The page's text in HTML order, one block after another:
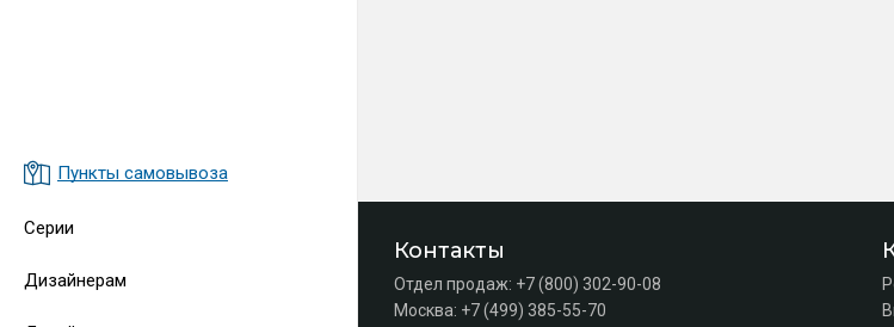
Пункты самовывоза
Серии
Дизайнерам
Контакты
Отдел продаж: +7 (800) 302-90-08
Москва: +7 (499) 385-55-70